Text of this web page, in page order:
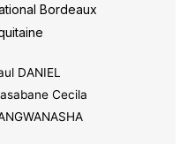
Bordeaux
DANIEL
Cecila